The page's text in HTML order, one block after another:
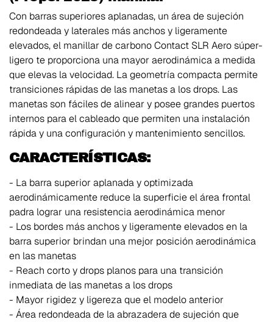
Con barras superiores aplanadas, un área de sujeción
redondeada y laterales más anchos y ligeramente
elevados, el manillar de carbono Contact SLR Aero súper-
ligero te proporciona una mayor aerodinámica a medida
que elevas la velocidad. La geometría compacta permite
transiciones rápidas de las manetas a los drops. Las
manetas son fáciles de alinear y posee grandes puertos
internos para el cableado que permiten una instalación
rápida y una configuración y mantenimiento sencillos.
CARACTERÍSTICAS:
- La barra superior aplanada y optimizada
aerodinámicamente reduce la superficie el área frontal
padra lograr una resistencia aerodinámica menor
- Los bordes más anchos y ligeramente elevados en la
barra superior brindan una mejor posición aerodinámica
en las manetas
- Reach corto y drops planos para una transición
inmediata de las manetas a los drops
- Mayor rigidez y ligereza que el modelo anterior
- Área redondeada de la abrazadera de sujeción que